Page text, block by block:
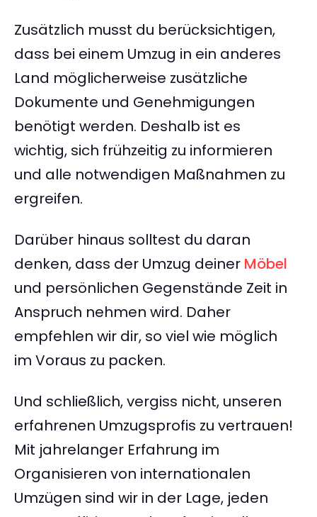
Zusätzlich musst du berücksichtigen,
dass bei einem Umzug in ein anderes
Land möglicherweise zusätzliche
Dokumente und Genehmigungen
benötigt werden. Deshalb ist es
wichtig, sich frühzeitig zu informieren
und alle notwendigen Maßnahmen zu
ergreifen.
Darüber hinaus solltest du daran
denken, dass der Umzug deiner Möbel
und persönlichen Gegenstände Zeit in
Anspruch nehmen wird. Daher
empfehlen wir dir, so viel wie möglich
im Voraus zu packen.
Und schließlich, vergiss nicht, unseren
erfahrenen Umzugsprofis zu vertrauen!
Mit jahrelanger Erfahrung im
Organisieren von internationalen
Umzügen sind wir in der Lage, jeden